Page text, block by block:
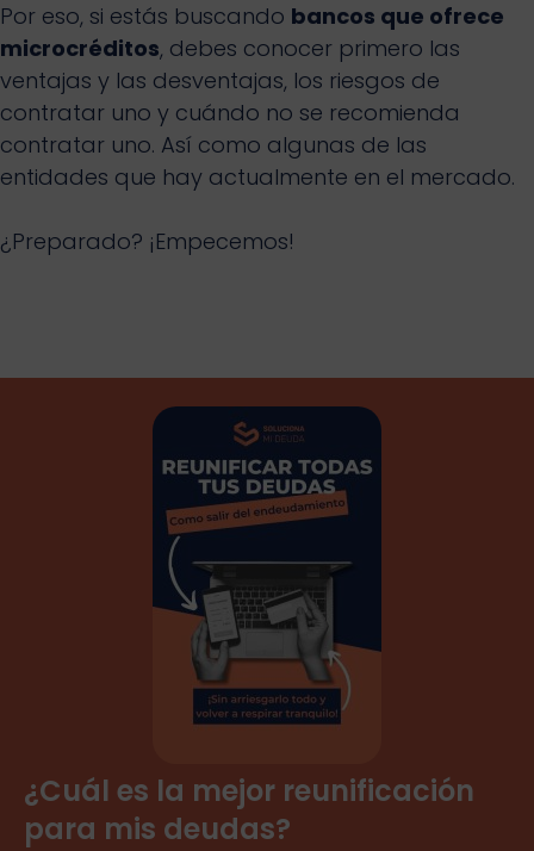
Por eso, si estás buscando bancos que ofrece
microcréditos, debes conocer primero las
ventajas y las desventajas, los riesgos de
contratar uno y cuándo no se recomienda
contratar uno. Así como algunas de las
entidades que hay actualmente en el mercado.
¿Preparado? ¡Empecemos!
¿Cuál es la mejor reunificación
para mis deudas?